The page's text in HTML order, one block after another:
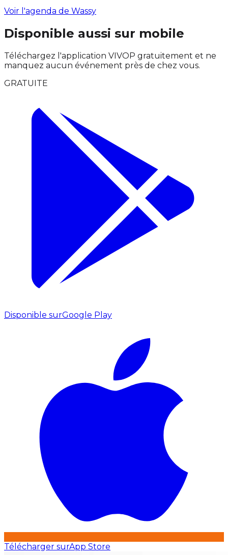
Voir l'agenda de Wassy
Disponible aussi sur mobile
Téléchargez l'application VIVOP gratuitement et ne
manquez aucun événement près de chez vous.
GRATUITE
Disponible surGoogle Play
Télécharger surApp Store